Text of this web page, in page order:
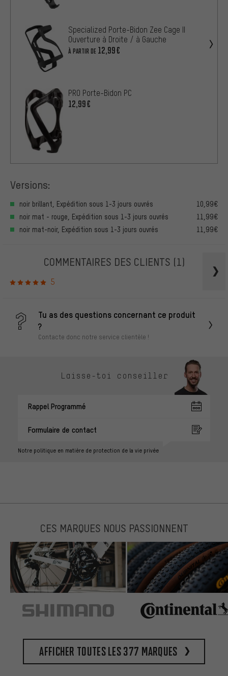
Specialized Porte-Bidon Zee Cage II
Ouverture à Droite / à Gauche
À PARTIR DE 12,99€
PRO Porte-Bidon PC
12,99€
Versions:
noir brillant, Expédition sous 1-3 jours ouvrés
10,99€
noir mat - rouge, Expédition sous 1-3 jours ouvrés
11,99€
noir mat-noir, Expédition sous 1-3 jours ouvrés
11,99€
COMMENTAIRES DES CLIENTS (1)
5
Tu as des questions concernant ce produit
?
Contacte donc notre service clientèle !
Laisse-toi conseiller
Rappel Programmé
Formulaire de contact
Notre politique en matière de protection de la vie privée
CES MARQUES NOUS PASSIONNENT
Afficher toutes les 377 marques